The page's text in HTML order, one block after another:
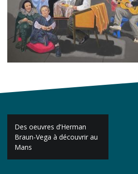
Navigation
de
l’article
Des oeuvres d’Herman
Braun-Vega à découvrir au
Mans